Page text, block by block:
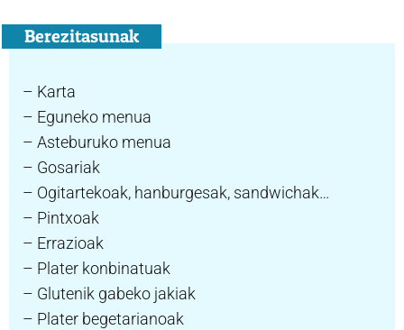
Berezitasunak
– Karta
– Eguneko menua
– Asteburuko menua
– Gosariak
– Ogitartekoak, hanburgesak, sandwichak…
– Pintxoak
– Errazioak
– Plater konbinatuak
– Glutenik gabeko jakiak
– Plater begetarianoak